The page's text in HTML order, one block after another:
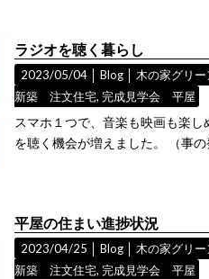
ラジオを聴く暮らし
2023/05/04 │Blog 木の家グリ
新築 注文住宅,完成見学会 平屋
スマホ１つで、音楽も映画も楽
を聴く機会が増えました。 （事の
平屋の住まい進捗状況
2023/04/25 │Blog 木の家グリ
新築 注文住宅,完成見学会 平屋